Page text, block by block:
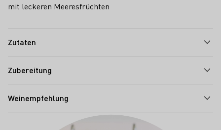
mit leckeren Meeresfrüchten
Zutaten
Zubereitung
Weinempfehlung